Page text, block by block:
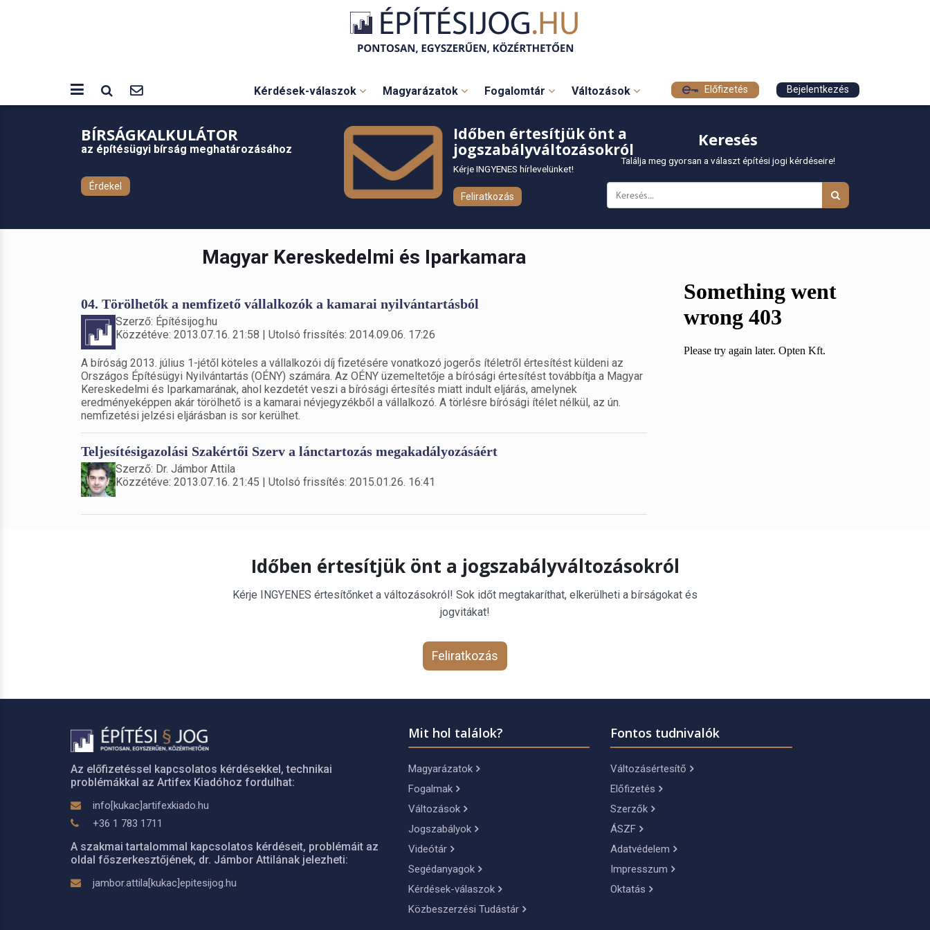
Kérdések-válaszok Magyarázatok Fogalomtár Változások Előfizetés Bejelentkezés
BÍRSÁGKALKULÁTOR
az építésügyi bírság meghatározásához
Érdekel
Időben értesítjük önt a
jogszabályváltozásokról
Kérje INGYENES hírlevelünket!
Feliratkozás
Keresés
Találja meg gyorsan a választ építési jogi kérdéseire!
Magyar Kereskedelmi és Iparkamara
04. Törölhetők a nemfizető vállalkozók a kamarai nyilvántartásból
Szerző: Építésijog.hu
Közzétéve: 2013.07.16. 21:58 | Utolsó frissítés: 2014.09.06. 17:26
A bíróság 2013. július 1-jétől köteles a vállalkozói díj fizetésére vonatkozó jogerős ítéletről értesítést küldeni az
Országos Építésügyi Nyilvántartás (OÉNY) számára. Az OÉNY üzemeltetője a bírósági értesítést továbbítja a Magyar
Kereskedelmi és Iparkamarának, ahol kezdetét veszi a bírósági értesítés miatt indult eljárás, amelynek
eredményeképpen akár törölhető is a kamarai névjegyzékből a vállalkozó. A törlésre bírósági ítélet nélkül, az ún.
nemfizetési jelzési eljárásban is sor kerülhet.
Teljesítésigazolási Szakértői Szerv a lánctartozás megakadályozásáért
Szerző: Dr. Jámbor Attila
Közzétéve: 2013.07.16. 21:45 | Utolsó frissítés: 2015.01.26. 16:41
Időben értesítjük önt a jogszabályváltozásokról
Kérje INGYENES értesítőnket a változásokról! Sok időt megtakaríthat, elkerülheti a bírságokat és
jogvitákat!
Feliratkozás
Az előfizetéssel kapcsolatos kérdésekkel, technikai
problémákkal az Artifex Kiadóhoz fordulhat:
info[kukac]artifexkiado.hu
+36 1 783 1711
A szakmai tartalommal kapcsolatos kérdéseit, problémáit az
oldal főszerkesztőjének, dr. Jámbor Attilának jelezheti:
jambor.attila[kukac]epitesijog.hu
Mit hol találok?
Magyarázatok
Fogalmak
Változások
Jogszabályok
Videótár
Segédanyagok
Kérdések-válaszok
Közbeszerzési Tudástár
Fontos tudnivalók
Változásértesítő
Előfizetés
Szerzők
ÁSZF
Adatvédelem
Impresszum
Oktatás